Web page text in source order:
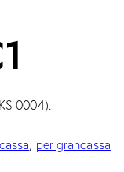
0004).
, per grancassa